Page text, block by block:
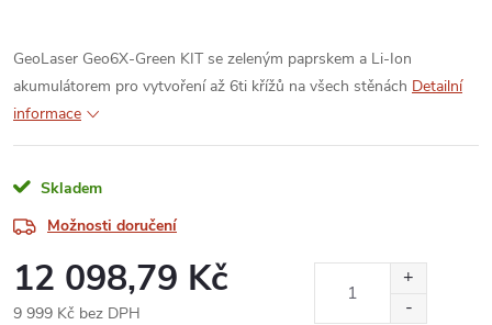
GeoLaser Geo6X-Green KIT se zeleným paprskem a Li-Ion
akumulátorem pro vytvoření až 6ti křížů na všech stěnách Detailní
informace
Skladem
Možnosti doručení
12 098,79 Kč
9 999 Kč bez DPH